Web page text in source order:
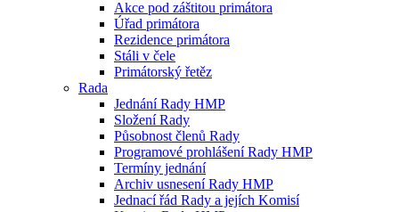
Akce pod záštitou primátora
Úřad primátora
Rezidence primátora
Stáli v čele
Primátorský řetěz
Rada
Jednání Rady HMP
Složení Rady
Působnost členů Rady
Programové prohlášení Rady HMP
Termíny jednání
Archiv usnesení Rady HMP
Jednací řád Rady a jejích Komisí